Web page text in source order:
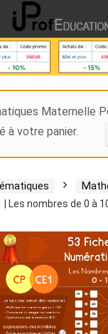
Maternelle
à votre panier.
| Les nombres de 0 à